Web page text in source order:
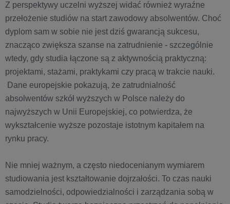
Z perspektywy uczelni wyższej widać również wyraźne
przełożenie studiów na start zawodowy absolwentów. Choć
dyplom sam w sobie nie jest dziś gwarancją sukcesu,
znacząco zwiększa szanse na zatrudnienie - szczególnie
wtedy, gdy studia łączone są z aktywnością praktyczną:
projektami, stażami, praktykami czy pracą w trakcie nauki.
Dane europejskie pokazują, że zatrudnialność
absolwentów szkół wyższych w Polsce należy do
najwyższych w Unii Europejskiej, co potwierdza, że
wykształcenie wyższe pozostaje istotnym kapitałem na
rynku pracy.
Nie mniej ważnym, a często niedocenianym wymiarem
studiowania jest kształtowanie dojrzałości. To czas nauki
samodzielności, odpowiedzialności i zarządzania sobą w